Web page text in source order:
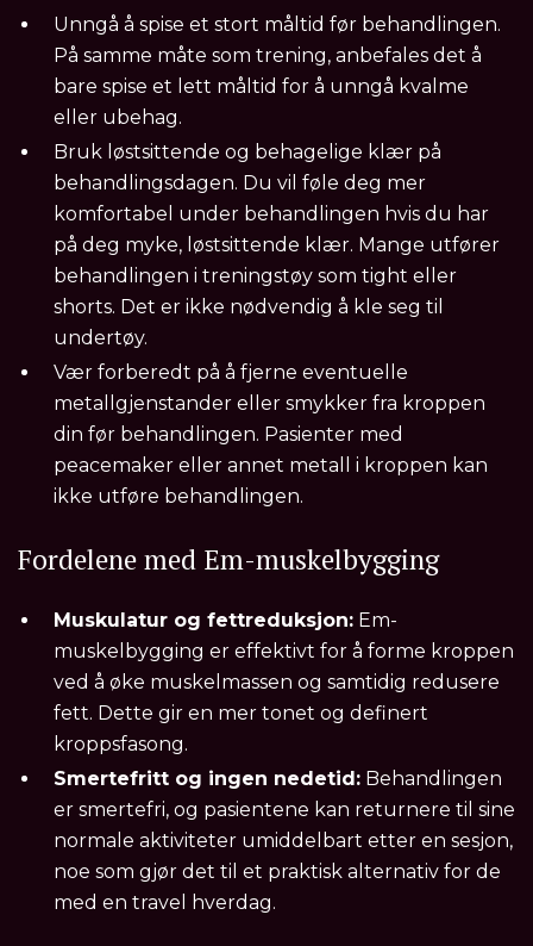
Unngå å spise et stort måltid før behandlingen.
På samme måte som trening, anbefales det å
bare spise et lett måltid for å unngå kvalme
eller ubehag.
Bruk løstsittende og behagelige klær på
behandlingsdagen. Du vil føle deg mer
komfortabel under behandlingen hvis du har
på deg myke, løstsittende klær. Mange utfører
behandlingen i treningstøy som tight eller
shorts. Det er ikke nødvendig å kle seg til
undertøy.
Vær forberedt på å fjerne eventuelle
metallgjenstander eller smykker fra kroppen
din før behandlingen. Pasienter med
peacemaker eller annet metall i kroppen kan
ikke utføre behandlingen.
Fordelene med Em-muskelbygging
Muskulatur og fettreduksjon: Em-
muskelbygging er effektivt for å forme kroppen
ved å øke muskelmassen og samtidig redusere
fett. Dette gir en mer tonet og definert
kroppsfasong.
Smertefritt og ingen nedetid: Behandlingen
er smertefri, og pasientene kan returnere til sine
normale aktiviteter umiddelbart etter en sesjon,
noe som gjør det til et praktisk alternativ for de
med en travel hverdag.